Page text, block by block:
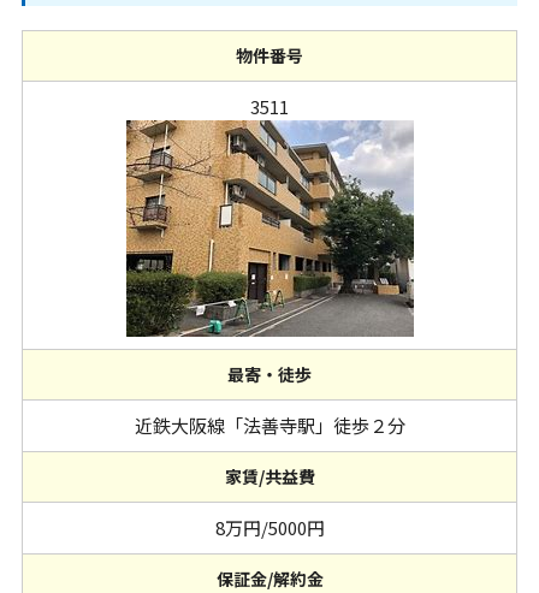
物件番号
3511
最寄・徒歩
近鉄大阪線「法善寺駅」徒歩２分
家賃/共益費
8万円/5000円
保証金/解約金